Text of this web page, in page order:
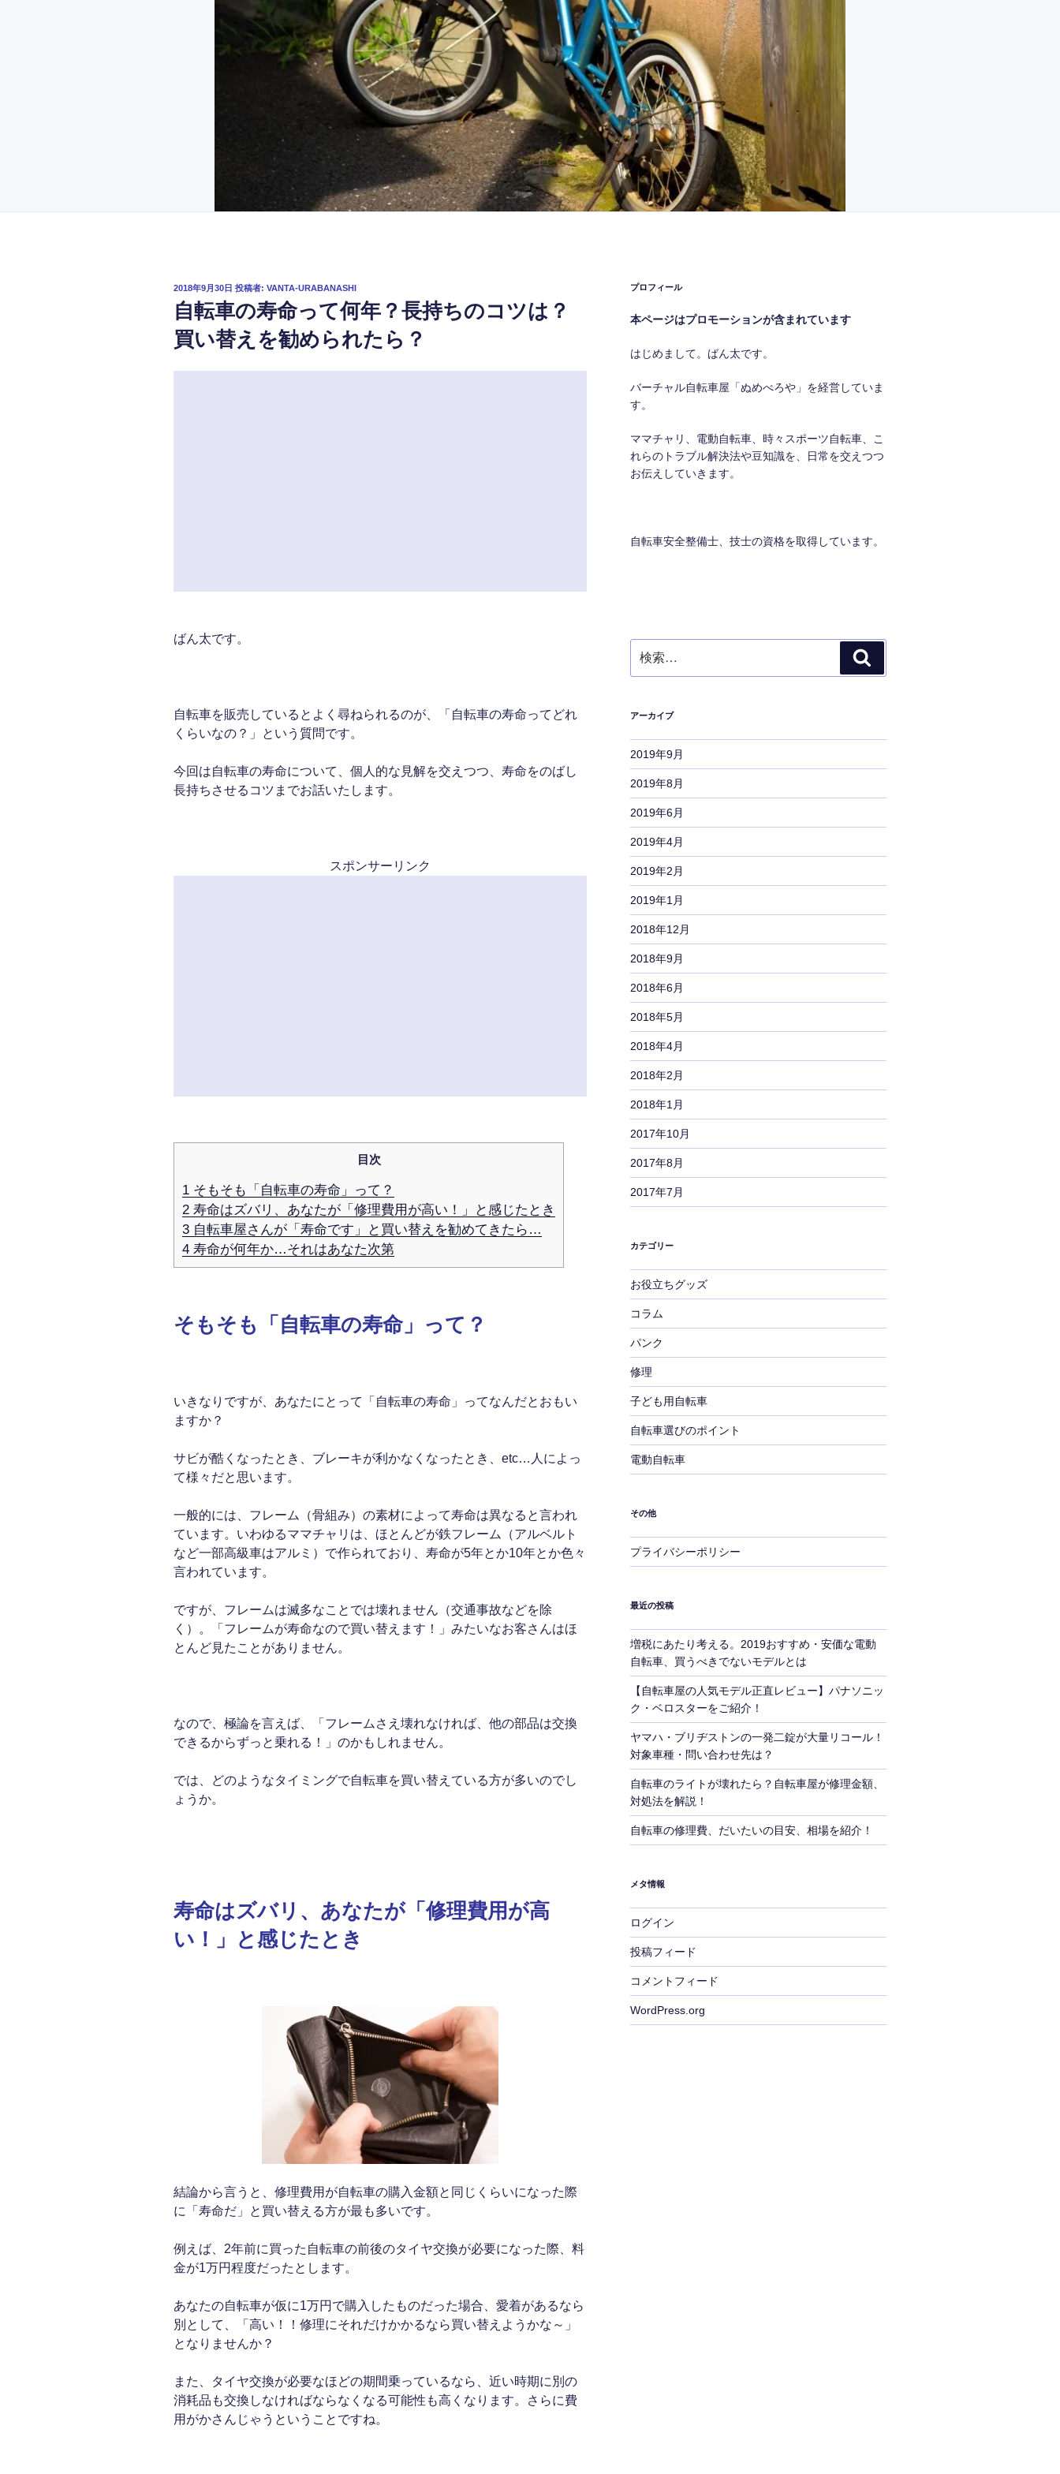
投
日:
2018年9月30日 投稿者: VANTA-URABANASHI
自転車の寿命って何年？長持ちのコツは？
買い替えを勧められたら？
ばん太です。
自転車を販売しているとよく尋ねられるのが、「自転車の寿命ってどれ
くらいなの？」という質問です。
今回は自転車の寿命について、個人的な見解を交えつつ、寿命をのばし
長持ちさせるコツまでお話いたします。
スポンサーリンク
目次
1 そもそも「自転車の寿命」って？
2 寿命はズバリ、あなたが「修理費用が高い！」と感じたとき
3 自転車屋さんが「寿命です」と買い替えを勧めてきたら…
4 寿命が何年か…それはあなた次第
そもそも「自転車の寿命」って？
いきなりですが、あなたにとって「自転車の寿命」ってなんだとおもい
ますか？
サビが酷くなったとき、ブレーキが利かなくなったとき、etc…人によっ
て様々だと思います。
一般的には、フレーム（骨組み）の素材によって寿命は異なると言われ
ています。いわゆるママチャリは、ほとんどが鉄フレーム（アルベルト
など一部高級車はアルミ）で作られており、寿命が5年とか10年とか色々
言われています。
ですが、フレームは滅多なことでは壊れません（交通事故などを除
く）。「フレームが寿命なので買い替えます！」みたいなお客さんはほ
とんど見たことがありません。
なので、極論を言えば、「フレームさえ壊れなければ、他の部品は交換
できるからずっと乗れる！」のかもしれません。
では、どのようなタイミングで自転車を買い替えている方が多いのでし
ょうか。
寿命はズバリ、あなたが「修理費用が高
い！」と感じたとき
結論から言うと、修理費用が自転車の購入金額と同じくらいになった際
に「寿命だ」と買い替える方が最も多いです。
例えば、2年前に買った自転車の前後のタイヤ交換が必要になった際、料
金が1万円程度だったとします。
あなたの自転車が仮に1万円で購入したものだった場合、愛着があるなら
別として、「高い！！修理にそれだけかかるなら買い替えようかな～」
となりませんか？
また、タイヤ交換が必要なほどの期間乗っているなら、近い時期に別の
消耗品も交換しなければならなくなる可能性も高くなります。さらに費
用がかさんじゃうということですね。
プロフィール
本ページはプロモーションが含まれています
はじめまして。ばん太です。
バーチャル自転車屋「ぬめべろや」を経営していま
す。
ママチャリ、電動自転車、時々スポーツ自転車、こ
れらのトラブル解決法や豆知識を、日常を交えつつ
お伝えしていきます。
自転車安全整備士、技士の資格を取得しています。
索:
索
アーカイブ
2019年9月
2019年8月
2019年6月
2019年4月
2019年2月
2019年1月
2018年12月
2018年9月
2018年6月
2018年5月
2018年4月
2018年2月
2018年1月
2017年10月
2017年8月
2017年7月
カテゴリー
お役立ちグッズ
コラム
パンク
修理
子ども用自転車
自転車選びのポイント
電動自転車
その他
プライバシーポリシー
最近の投稿
増税にあたり考える。2019おすすめ・安価な電動
自転車、買うべきでないモデルとは
【自転車屋の人気モデル正直レビュー】パナソニッ
ク・ベロスターをご紹介！
ヤマハ・ブリヂストンの一発二錠が大量リコール！
対象車種・問い合わせ先は？
自転車のライトが壊れたら？自転車屋が修理金額、
対処法を解説！
自転車の修理費、だいたいの目安、相場を紹介！
メタ情報
ログイン
投稿フィード
コメントフィード
WordPress.org